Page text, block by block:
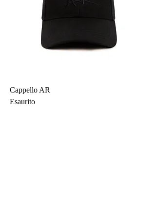
Cappello AR
Esaurito